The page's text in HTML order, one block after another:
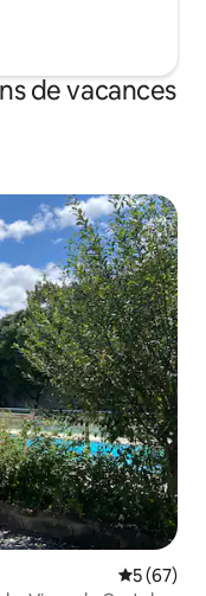
de vacances
aimés
Note
5 (67)